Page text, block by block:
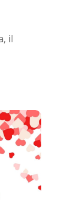
il